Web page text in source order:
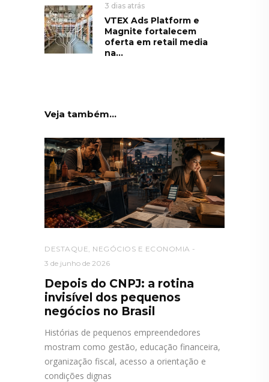
3 dias atrás
VTEX Ads Platform e
Magnite fortalecem
oferta em retail media
na...
Veja também...
DESTAQUE, NEGÓCIOS E ECONOMIA
3 de junho de 2026
Depois do CNPJ: a rotina
invisível dos pequenos
negócios no Brasil
Histórias de pequenos empreendedores
mostram como gestão, educação financeira,
organização fiscal, acesso a orientação e
condições dignas